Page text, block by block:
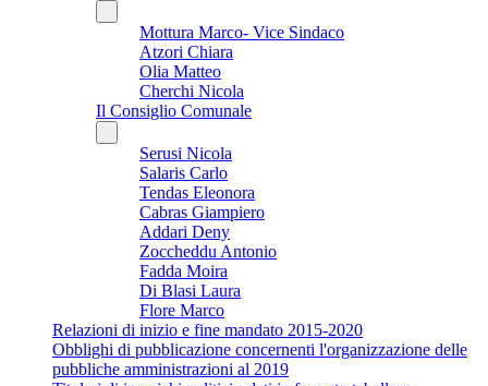
Mottura Marco- Vice Sindaco
Atzori Chiara
Olia Matteo
Cherchi Nicola
Il Consiglio Comunale
Serusi Nicola
Salaris Carlo
Tendas Eleonora
Cabras Giampiero
Addari Deny
Zoccheddu Antonio
Fadda Moira
Di Blasi Laura
Flore Marco
Relazioni di inizio e fine mandato 2015-2020
Obblighi di pubblicazione concernenti l'organizzazione delle
pubbliche amministrazioni al 2019